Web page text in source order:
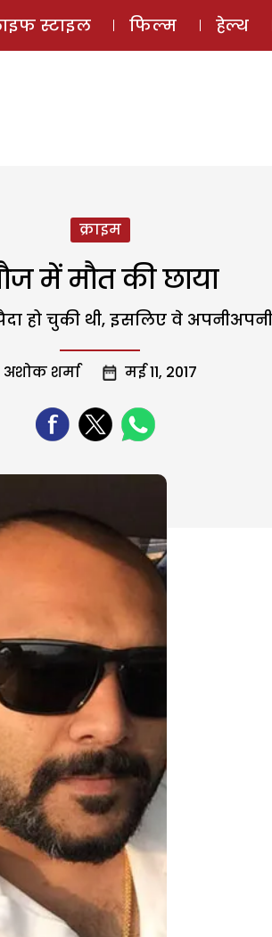
ई-मैगज़ीन
स्टाइल फिल्म हेल्थ
क्राइम
में मौत की छाया
हो चुकी थी, इसलिए वे
अशोक शर्मा मई 11, 2017